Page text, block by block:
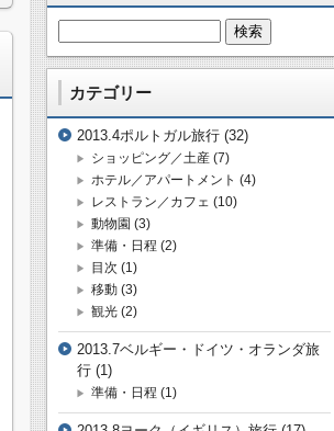
カテゴリー
2013.4ポルトガル旅行 (32)
ショッピング／土産 (7)
ホテル／アパートメント (4)
レストラン／カフェ (10)
動物園 (3)
準備・日程 (2)
目次 (1)
移動 (3)
観光 (2)
2013.7ベルギー・ドイツ・オランダ旅
行 (1)
準備・日程 (1)